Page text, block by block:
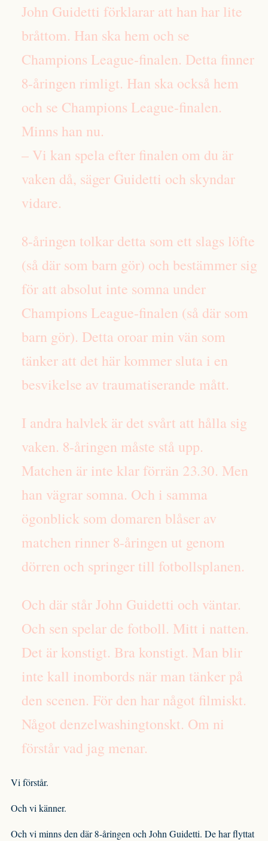
John Guidetti förklarar att han har lite
bråttom. Han ska hem och se
Champions League-finalen. Detta finner
8-åringen rimligt. Han ska också hem
och se Champions League-finalen.
Minns han nu.
– Vi kan spela efter finalen om du är
vaken då, säger Guidetti och skyndar
vidare.
8-åringen tolkar detta som ett slags löfte
(så där som barn gör) och bestämmer sig
för att absolut inte somna under
Champions League-finalen (så där som
barn gör). Detta oroar min vän som
tänker att det här kommer sluta i en
besvikelse av traumatiserande mått.
I andra halvlek är det svårt att hålla sig
vaken. 8-åringen måste stå upp.
Matchen är inte klar förrän 23.30. Men
han vägrar somna. Och i samma
ögonblick som domaren blåser av
matchen rinner 8-åringen ut genom
dörren och springer till fotbollsplanen.
Och där står John Guidetti och väntar.
Och sen spelar de fotboll. Mitt i natten.
Det är konstigt. Bra konstigt. Man blir
inte kall inombords när man tänker på
den scenen. För den har något filmiskt.
Något denzelwashingtonskt. Om ni
förstår vad jag menar.
Vi förstår.
Och vi känner.
Och vi minns den där 8-åringen och John Guidetti. De har flyttat